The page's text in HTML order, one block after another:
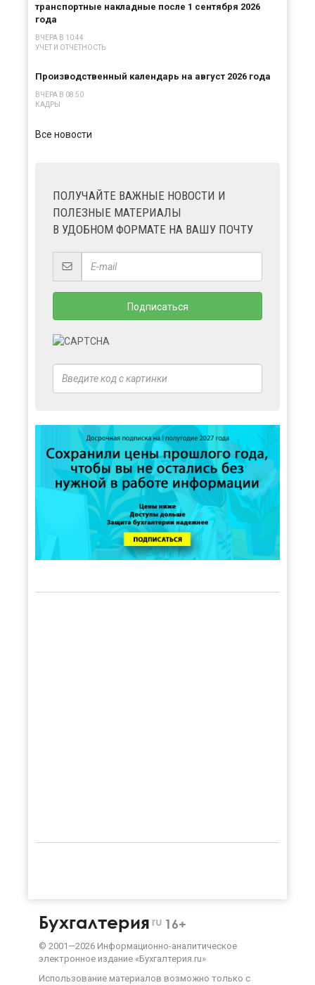
транспортные накладные после 1 сентября 2026
года
ВЧЕРА В 10:44
УЧЕТ И ОТЧЕТНОСТЬ
Производственный календарь на август 2026 года
ВЧЕРА В 08:50
КАДРЫ
Все новости
ПОЛУЧАЙТЕ ВАЖНЫЕ НОВОСТИ И
ПОЛЕЗНЫЕ МАТЕРИАЛЫ
В УДОБНОМ ФОРМАТЕ НА ВАШУ ПОЧТУ
Бухгалтерия ru 16+
© 2001—2026 Информационно-аналитическое
электронное издание «Бухгалтерия.ru»
Использование материалов возможно только с